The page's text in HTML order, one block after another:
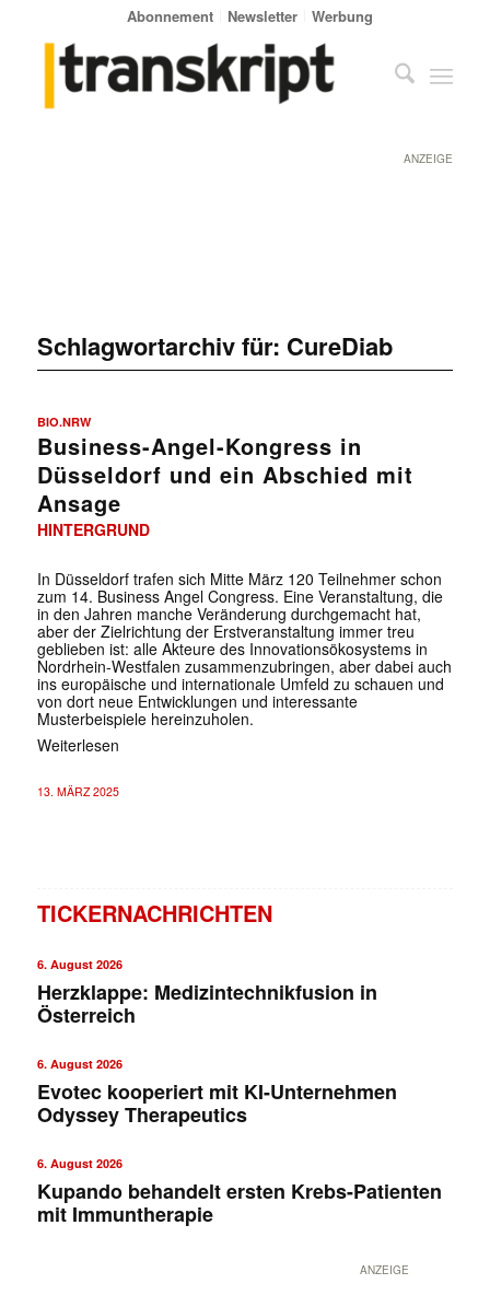
Abonnement Newsletter Werbung
ANZEIGE
Schlagwortarchiv für: CureDiab
BIO.NRW
Business-Angel-Kongress in
Düsseldorf und ein Abschied mit
Ansage
HINTERGRUND
In Düsseldorf trafen sich Mitte März 120 Teilnehmer schon
zum 14. Business Angel Congress. Eine Veranstaltung, die
in den Jahren manche Veränderung durchgemacht hat,
aber der Zielrichtung der Erstveranstaltung immer treu
geblieben ist: alle Akteure des Innovationsökosystems in
Nordrhein-Westfalen zusammenzubringen, aber dabei auch
ins europäische und internationale Umfeld zu schauen und
von dort neue Entwicklungen und interessante
Musterbeispiele hereinzuholen.
Weiterlesen
13. MÄRZ 2025
TICKERNACHRICHTEN
6. August 2026
Herzklappe: Medizintechnikfusion in
Österreich
6. August 2026
Evotec kooperiert mit KI-Unternehmen
Odyssey Therapeutics
6. August 2026
Kupando behandelt ersten Krebs-Patienten
mit Immuntherapie
ANZEIGE